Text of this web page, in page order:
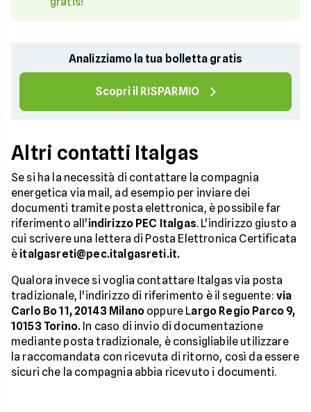
Analizziamo la tua bolletta gratis
Scopri il RISPARMIO
Altri contatti Italgas
Se si ha la necessità di contattare la compagnia
energetica via mail, ad esempio per inviare dei
documenti tramite posta elettronica, è possibile far
riferimento all'indirizzo PEC Italgas. L'indirizzo giusto a
cui scrivere una lettera di Posta Elettronica Certificata
è italgasreti@pec.italgasreti.it.
Qualora invece si voglia contattare Italgas via posta
tradizionale, l'indirizzo di riferimento è il seguente: via
Carlo Bo 11, 20143 Milano oppure Largo Regio Parco 9,
10153 Torino. In caso di invio di documentazione
mediante posta tradizionale, è consigliabile utilizzare
la raccomandata con ricevuta di ritorno, così da essere
sicuri che la compagnia abbia ricevuto i documenti.